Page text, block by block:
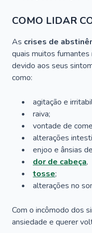
COMO LIDAR
As crises de
quais muitos fumantes
devido aos seus
como:
agitação e
raiva;
vontade de
alterações
enjoo e ânsias
dor de cabeça,
tosse;
alterações no
Com o incômodo dos
ansiedade e querer